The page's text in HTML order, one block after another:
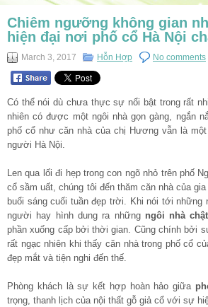
Chiêm ngưỡng không gian
hiện đại nơi phố cổ Hà Nội
March 3, 2017 Hỗn Hợp No comments
Có thể nói dù chưa thực sự nổi bật trong rất
nhiên có được một ngôi nhà gọn gàng, ngắn
phố cổ như căn nhà của chị Hương vẫn là
người Hà Nội.
Len qua lối đi hẹp trong con ngõ nhỏ trên phố
cổ sầm uất, chúng tôi đến thăm căn nhà của
buổi sáng cuối tuần đẹp trời. Khi nói tới những
người hay hình dung ra những ngôi nhà
phần xuống cấp bởi thời gian. Cũng chính bởi
rất ngạc nhiên khi thấy căn nhà trong phố cổ
đẹp mắt và tiện nghi đến thế.
Phòng khách là sự kết hợp hoàn hảo giữa
trọng, thanh lịch của nội thất gỗ giả cổ với sự